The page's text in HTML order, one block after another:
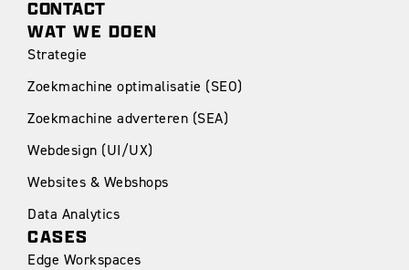
CONTACT
WAT WE DOEN
Strategie
Zoekmachine optimalisatie (SEO)
Zoekmachine adverteren (SEA)
Webdesign (UI/UX)
Websites & Webshops
Data Analytics
CASES
Edge Workspaces